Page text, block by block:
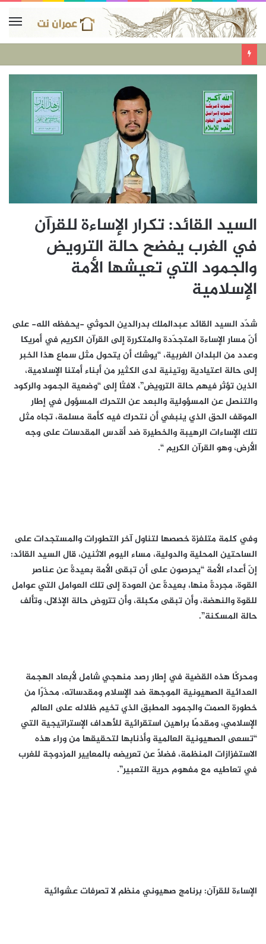
السيد القائد: تكرار الإساءة للقرآن
في الغرب يفضح حالة الترويض
والجمود التي تعيشها الأمة
الإسلامية
شدّد السيد القائد عبدالملك بدرالدين الحوثي -يحفظه الله- على
أنّ مسار الإساءة المتجدّدة والمتكررة إلى القرآن الكريم في أمريكا
وعدد من البلدان الغربية، “يوشك أن يتحول مثل سماع هذا الخبر
إلى حالة اعتيادية روتينية لدى الكثير من أبناء أمتنا الإسلامية،
الذين تؤثر فيهم حالة الترويض”، لافتًا إلى “وضعية الجمود والركود
والتنصل عن المسؤولية والبعد عن التحرك المسؤول في إطار
الموقف الحق الذي ينبغي أن نتحرك فيه كأمة مسلمة، تجاه مثل
تلك الإساءات الرهيبة والخطيرة ضد أقدس المقدسات على وجه
الأرض، وهو القرآن الكريم “.
وفي كلمة متلفزة خصصها لتناول آخر التطورات والمستجدات على
الساحتين المحلية والدولية، مساء اليوم الاثنين، قال السيد القائد:
إنّ أعداء الأمة “يحرصون على أن تبقى الأمة بعيدةً عن عناصر
القوة، مجردةً منها، بعيدةً عن العودة إلى تلك العوامل التي عوامل
للقوة والنهضة، وأن تبقى مكبلة، وأن تتروض حالة الإذلال، وتألف
حالة المسكنة”.
ومحركًا هذه القضية في إطار رصد منهجي شامل لأبعاد الهجمة
العدائية الصهيونية الموجهة ضد الإسلام ومقدساته، محذّرًا من
خطورة الصمت والجمود المطبق الذي تخيم ظلاله على العالم
الإسلامي، ومقدمًا براهين استقرائية للأهداف الإستراتيجية التي
“تسعى الصهيونية العالمية وأذنابها لتحقيقها من وراء هذه
الاستفزازات المنظمة، فضلاً عن تعريضه بالمعايير المزدوجة للغرب
في تعاطيه مع مفهوم حرية التعبير”.
الإساءة للقرآن: برنامج صهيوني منظم لا تصرفات عشوائية